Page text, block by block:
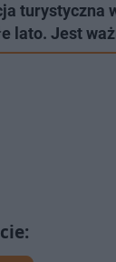
turystyczna
lato. Jest